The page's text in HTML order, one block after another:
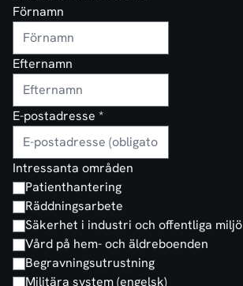
Förnamn
Efternamn
E-postadresse *
Intressanta områden
Patienthantering
Räddningsarbete
Säkerhet i industri och offentliga miljö
Vård på hem- och äldreboenden
Begravningsutrustning
Militära system (engelsk)